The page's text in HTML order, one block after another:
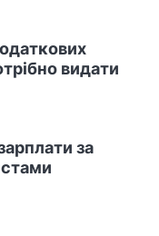
видати
за